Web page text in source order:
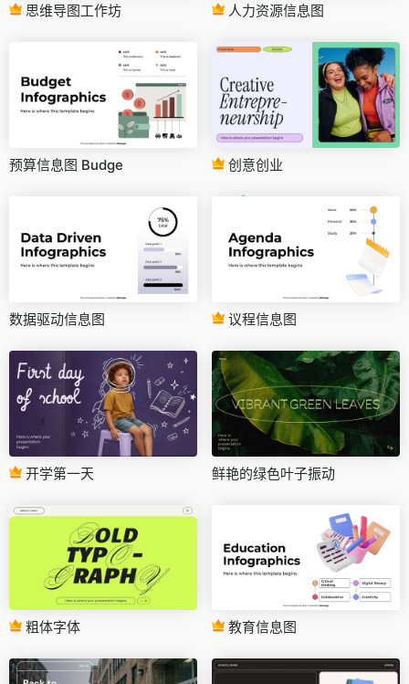
思维导图工作坊 人力资源信息图
预算信息图 Budge 创意创业
数据驱动信息图 议程信息图
开学第一天 鲜艳的绿色叶子振动
粗体字体 教育信息图